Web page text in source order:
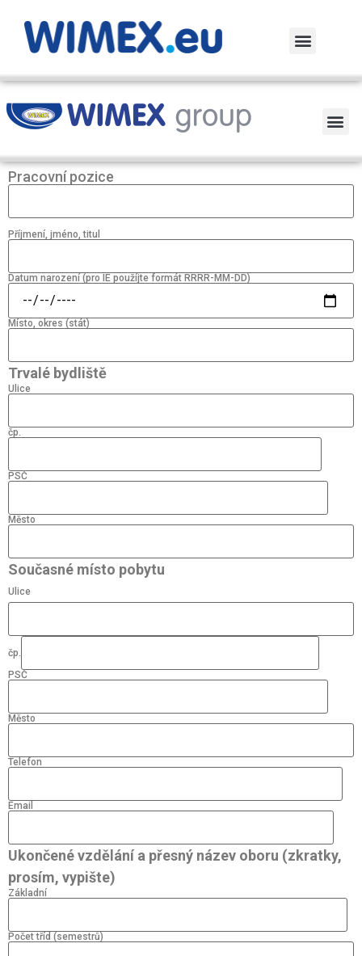
Pracovní pozice
Příjmení, jméno, titul
Datum narození (pro IE použíjte formát RRRR-MM-DD)
Místo, okres (stát)
Trvalé bydliště
Ulice
čp.
PSČ
Město
Současné místo pobytu
Ulice
čp.
PSČ
Město
Telefon
Email
Ukončené vzdělání a přesný název oboru (zkratky,
prosím, vypište)
Základní
Počet tříd (semestrů)